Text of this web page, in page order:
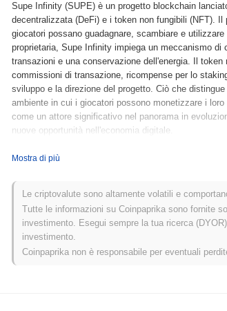
Supe Infinity (SUPE) è un progetto blockchain
decentralizzata (DeFi) e i token non fungibili (NFT).
giocatori possano guadagnare, scambiare e
proprietaria, Supe Infinity impiega un meccanismo
transazioni e una conservazione dell'energia. Il
commissioni di transazione, ricompense per lo
sviluppo e la direzione del progetto. Ciò che
ambiente in cui i giocatori possono monetizzare i
come un attore significativo nel panorama in
nuove opportunità nell'economia digitale.
Quando e come è iniziato Supe Infinity?
tecnico del progetto. Il progetto ha lanciato il suo
le sue funzionalità. Dopo test di successo, il
mercato. Lo sviluppo iniziale si è concentrato sulla
decentralizzata (DeFi), mirando a migliorare il
di raccolta fondi tradizionali. Questi passaggi
Mostra di più
Le criptovalute sono altamente volatili e
Tutte le informazioni su Coinpaprika sono fornite
investimento. Esegui sempre la tua ricerca
investimento.
Coinpaprika non è responsabile per eventuali